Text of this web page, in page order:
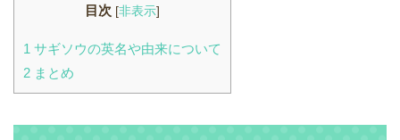
目次 [非表示]
1 サギソウの英名や由来について
2 まとめ